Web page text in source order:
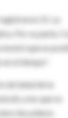
21. La
Por su parte,
que es
el tiempo".
Salud de la
a los que se
dos pilares